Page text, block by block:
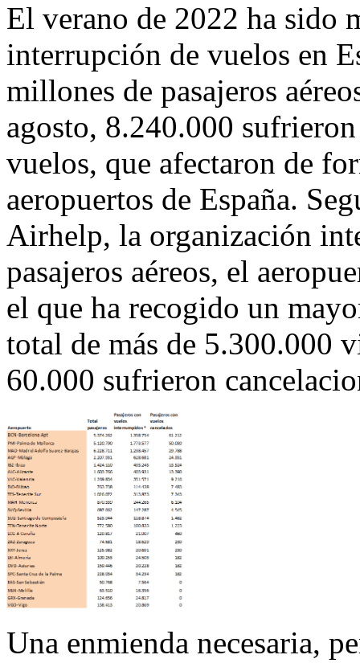
El verano de 2022 ha sido
interrupción de vuelos en
millones de pasajeros
agosto, 8.240.000
vuelos, que afectaron de
aeropuertos de España.
Airhelp, la organización
pasajeros aéreos, el
el que ha recogido un
total de más de 5.300.000
60.000 sufrieron
Una enmienda necesaria,